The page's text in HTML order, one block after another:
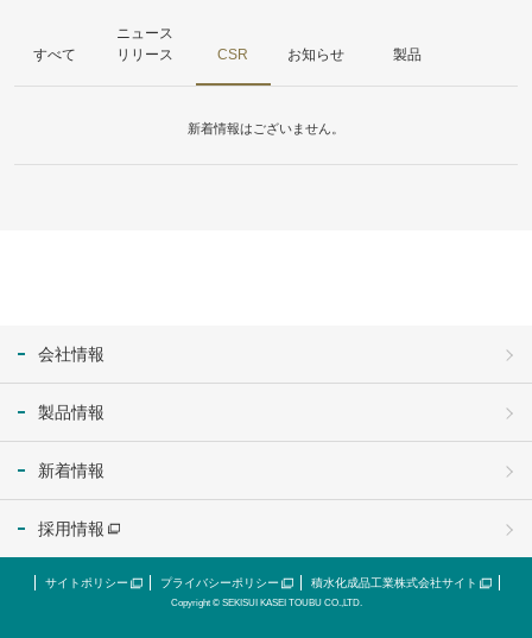
すべて
ニュース
リリース
CSR お知らせ 製品
新着情報はございません。
会社情報
製品情報
新着情報
採用情報
サイトポリシー プライバシーポリシー 積水化成品工業株式会社サイト
Copyright © SEKISUI KASEI TOUBU CO.,LTD.